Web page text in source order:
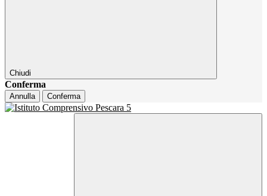
Chiudi
Conferma
Annulla Conferma